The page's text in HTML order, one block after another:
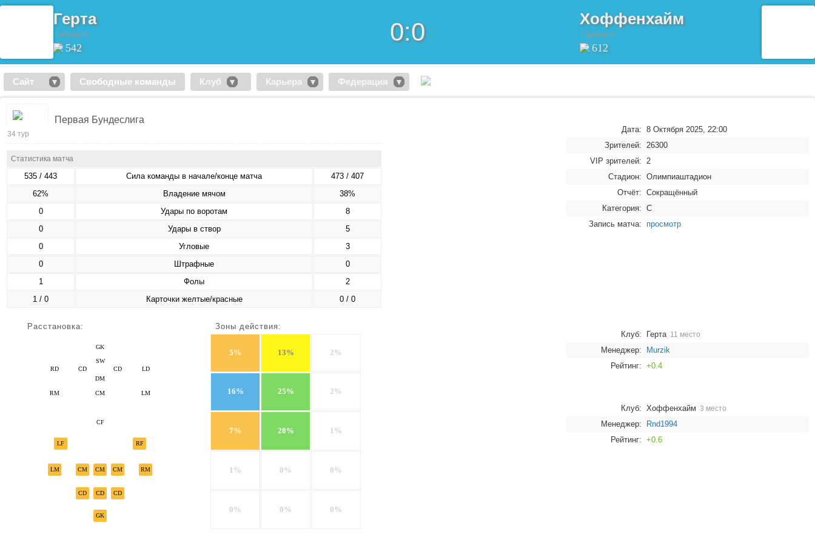
Герта
Германия
542
0:0 Хоффенхайм
Германия
612
Сайт Свободные команды Клуб Карьера Федерация
Первая Бундеслига
34 тур Дата: 8 Октября 2025, 22:00
Зрителей: 26300
VIP зрителей: 2
Стадион: Олимпиаштадион
Отчёт: Сокращённый
Категория: C
Запись матча:
просмотр
Статистика матча
535 / 443 Сила команды в начале/конце матча
473 / 407
62%
Владение мячом
38%
0
Удары по воротам
8
0
Удары в створ
5
0
Угловые
3
0
Штрафные
0
1
Фолы
2
1 / 0
Карточки желтые/красные 0 / 0
Расстановка:
GK
SW
LD
CD
CD
RD
DM
LM
CM
RM
CF
GK
CD CD
CD
LM CM
CM
CM RM
LF RF
Зоны действия:
5% 13% 2%
16% 25% 2%
7% 28% 1%
1% 0% 0%
0% 0% 0%
Клуб: Герта 11 место
Менеджер:
Murzik
Рейтинг: +0.4
Клуб: Хоффенхайм 3 место
Менеджер:
Rnd1994
Рейтинг: +0.6